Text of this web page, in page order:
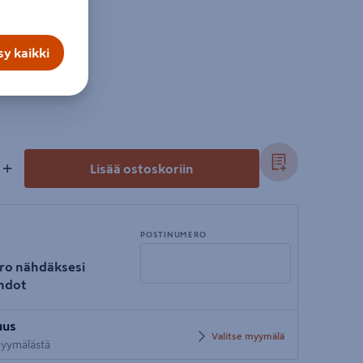
+ Lisää ostoskoriin
nähdäksesi
POSTINUMERO
postinumero
Valitse myymälä
kaikki